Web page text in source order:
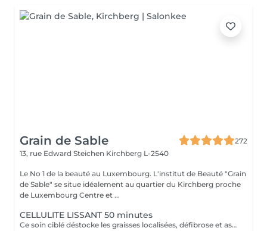
Grain de Sable
272
13, rue Edward Steichen Kirchberg L-2540
Le No 1 de la beauté au Luxembourg. L'institut de Beauté "Grain
de Sable" se situe idéalement au quartier du Kirchberg proche
de Luxembourg Centre et ...
CELLULITE LISSANT 50 minutes
Ce soin ciblé déstocke les graisses localisées, défibrose et assouplit les tissus pour traiter efficacement la cellulite adipeuse et fibreuse tout en procurant un grand moment de bien-être.